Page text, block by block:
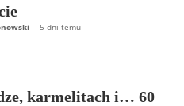
- 5 dni temu
karmelitach i… 60